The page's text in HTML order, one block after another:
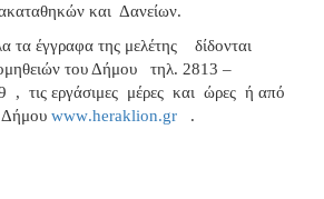
και Δανείων.
τα έγγραφα της μελέτης
δίδονται
του Δήμου
τηλ. 2813 –
, τις εργάσιμες μέρες και ώρες ή από
Δήμου www.heraklion.gr .